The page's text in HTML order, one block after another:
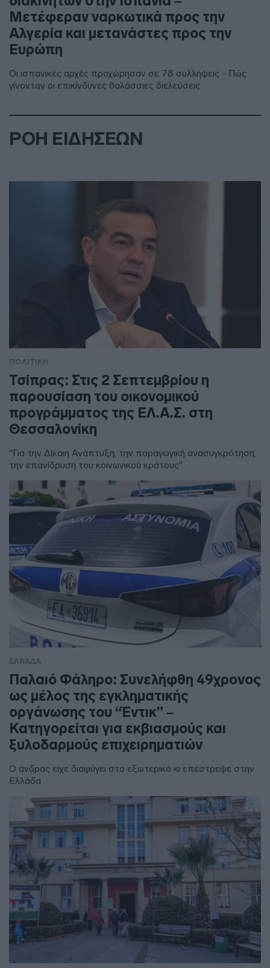
Μετέφεραν ναρκωτικά προς την
Αλγερία και μετανάστες προς την
Ευρώπη
Οι ισπανικές αρχές προχώρησαν σε 78 συλλήψεις - Πώς
γίνονταν οι επικίνδυνες θαλάσσιες διελεύσεις
ΡΟΗ ΕΙΔΗΣΕΩΝ
ΠΟΛΙΤΙΚΗ
Τσίπρας: Στις 2 Σεπτεμβρίου η
παρουσίαση του οικονομικού
προγράμματος της ΕΛ.Α.Σ. στη
Θεσσαλονίκη
"Για την Δίκαιη Ανάπτυξη, την παραγωγική ανασυγκρότηση,
την επανίδρυση του κοινωνικού κράτους"
ΕΛΛΑΔΑ
Παλαιό Φάληρο: Συνελήφθη 49χρονος
ως μέλος της εγκληματικής
οργάνωσης του “Έντικ” –
Κατηγορείται για εκβιασμούς και
ξυλοδαρμούς επιχειρηματιών
Ο άνδρας είχε διαφύγει στο εξωτερικό κι επέστρεψε στην
Ελλάδα